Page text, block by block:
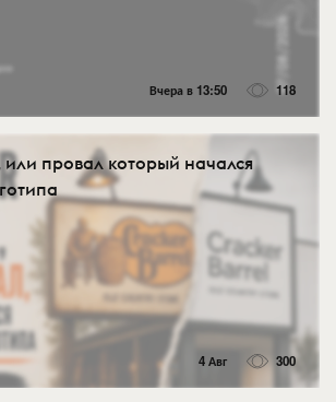
Вчера в 13:50 118
или провал который начался
4 Авг 300